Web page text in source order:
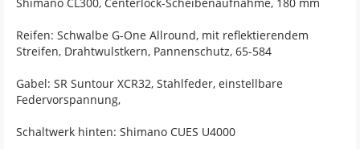
Reifen: Schwalbe G-One Allround, mit reflektierendem
Streifen, Drahtwulstkern, Pannenschutz, 65-584
Gabel: SR Suntour XCR32, Stahlfeder, einstellbare
Federvorspannung,
Schaltwerk hinten: Shimano CUES U4000